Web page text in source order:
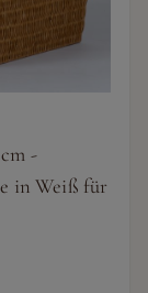
-
in Weiß für